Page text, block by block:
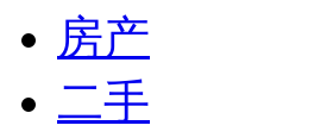
房产
二手